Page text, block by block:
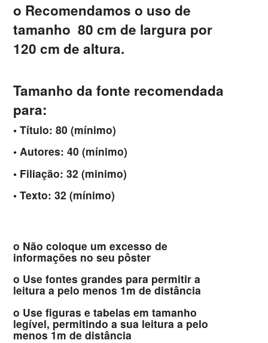
o Recomendamos o uso de
tamanho80 cm de largura por
120 cm de altura.
Tamanho da fonte recomendada
para:
• Título: 80 (mínimo)
• Autores: 40 (mínimo)
• Filiação: 32 (minimo)
• Texto: 32 (mínimo)
o Não coloque um excesso de
informações no seu pôster
o Use fontes grandes para permitir a
leitura a pelo menos 1m de distância
o Use figuras e tabelas em tamanho
legível, permitindo a sua leitura a pelo
menos 1m de distância